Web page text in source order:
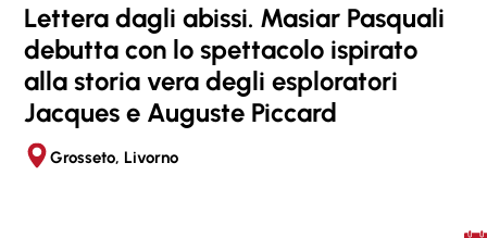
Lettera dagli abissi. Masiar Pasquali
debutta con lo spettacolo ispirato
alla storia vera degli esploratori
Jacques e Auguste Piccard
Grosseto, Livorno